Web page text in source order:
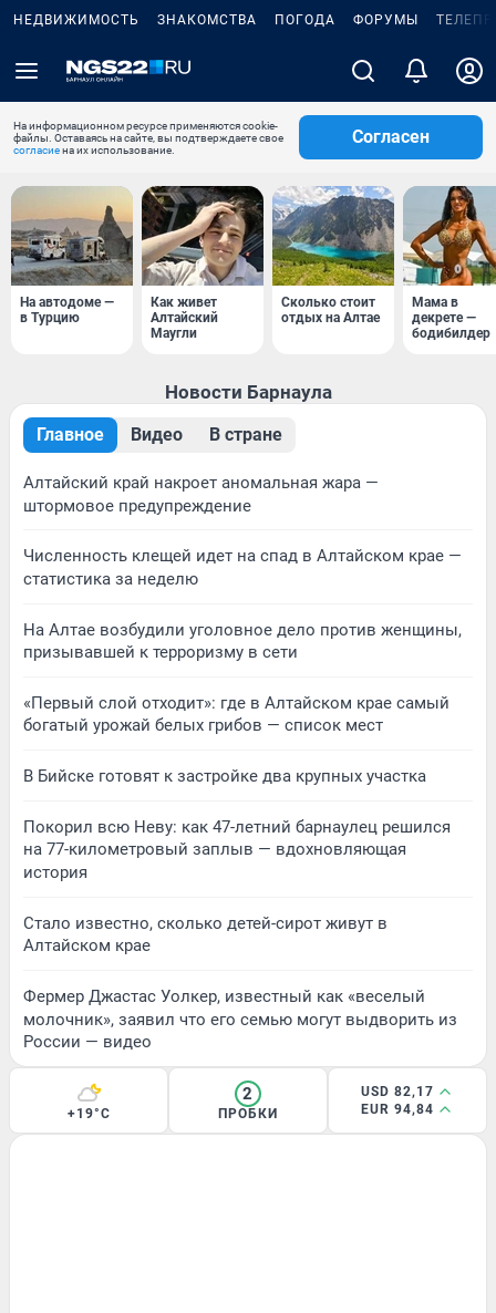
НЕДВИЖИМОСТЬ ЗНАКОМСТВА ПОГОДА ФОРУМЫ
На информационном ресурсе применяются cookie-
файлы. Оставаясь на сайте, вы подтверждаете свое
согласиена их использование.
Согласен
На автодоме —
в Турцию
Как живет
Алтайский
Маугли
Сколько стоит
отдых на Алтае
Мама в
декрете —
бодибилдер
Новости Барнаула
Главное Видео В стране
Алтайский край накроет аномальная жара —
штормовое предупреждение
Численность клещей идет на спад в Алтайском крае —
статистика за неделю
На Алтае возбудили уголовное дело против женщины,
призывавшей к терроризму в сети
«Первый слой отходит»: где в Алтайском крае самый
богатый урожай белых грибов — список мест
В Бийске готовят к застройке два крупных участка
Покорил всю Неву: как 47-летний барнаулец решился
на 77-километровый заплыв — вдохновляющая
история
Стало известно, сколько детей-сирот живут в
Алтайском крае
Фермер Джастас Уолкер, известный как «веселый
молочник», заявил что его семью могут выдворить из
России — видео
+19°C
2
ПРОБКИ
USD 82,17
EUR 94,84